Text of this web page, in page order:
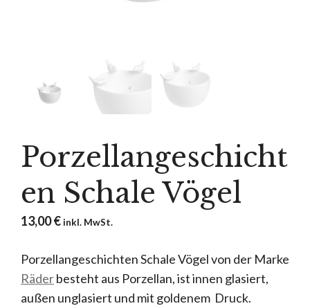
Porzellangeschicht
en Schale Vögel
13,00€ inkl. MwSt.
Porzellangeschichten Schale Vögel von der Marke
Räderbesteht aus Porzellan, ist innen glasiert,
außen unglasiert und mit goldenem Druck.